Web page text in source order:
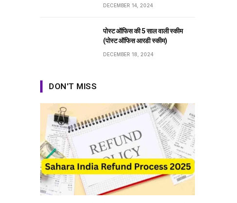
DECEMBER 14, 2024
पोस्ट ऑफिस की 5 साल वाली स्कीम
(पोस्ट ऑफिस आरडी स्कीम)
DECEMBER 18, 2024
DON'T MISS